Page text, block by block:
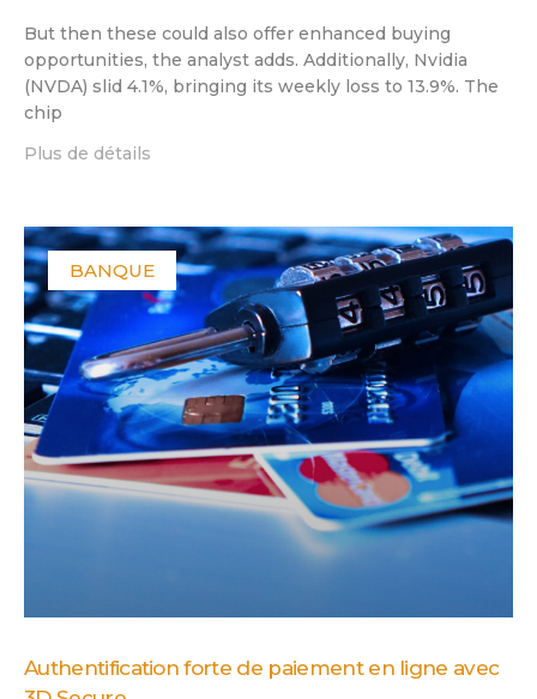
But then these could also offer enhanced buying
opportunities, the analyst adds. Additionally, Nvidia
(NVDA) slid 4.1%, bringing its weekly loss to 13.9%. The
chip
Plus de détails
BANQUE
Authentification forte de paiement en ligne avec